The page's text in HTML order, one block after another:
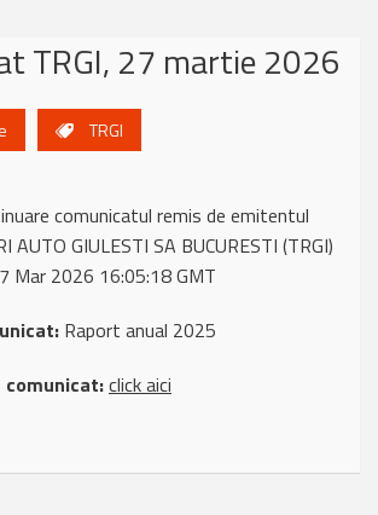
TRGI, 27 martie 2026
TRGI
comunicatul remis de emitentul
AUTO GIULESTI SA BUCURESTI (TRGI)
Mar 2026 16:05:18 GMT
Raport anual 2025
comunicat:click aici